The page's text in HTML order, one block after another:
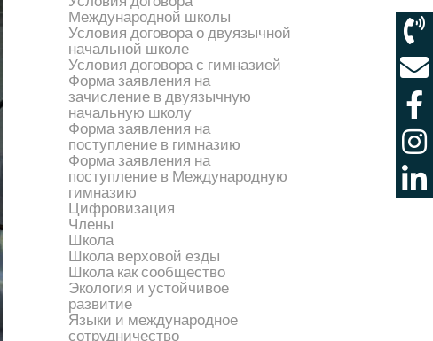
Международной школы
Условия договора о двуязычной
начальной школе
Условия договора с гимназией
Форма заявления на
зачисление в двуязычную
начальную школу
Форма заявления на
поступление в гимназию
Форма заявления на
поступление в Международную
гимназию
Цифровизация
Члены
Школа
Школа верховой езды
Школа как сообщество
Экология и устойчивое
развитие
Языки и международное
сотрудничество